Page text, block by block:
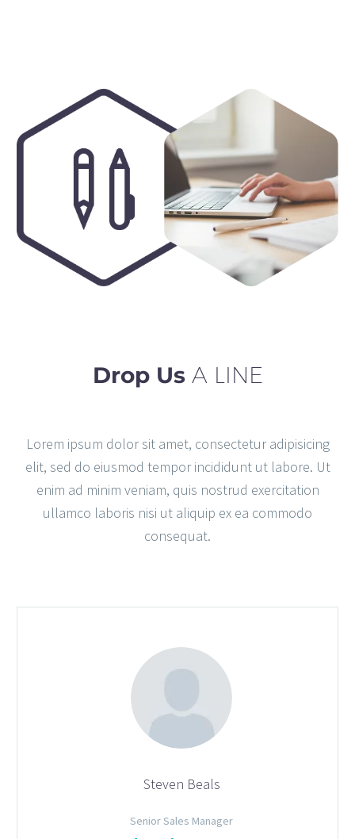
Drop Us A LINE
Lorem ipsum dolor sit amet, consectetur adipisicing
elit, sed do eiusmod tempor incididunt ut labore. Ut
enim ad minim veniam, quis nostrud exercitation
ullamco laboris nisi ut aliquip ex ea commodo
consequat.
Steven Beals
Senior Sales Manager